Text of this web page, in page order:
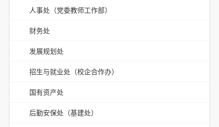
人事处（党委教师工作部）
财务处
发展规划处
招生与就业处（校企合作办）
国有资产处
后勤安保处（基建处）